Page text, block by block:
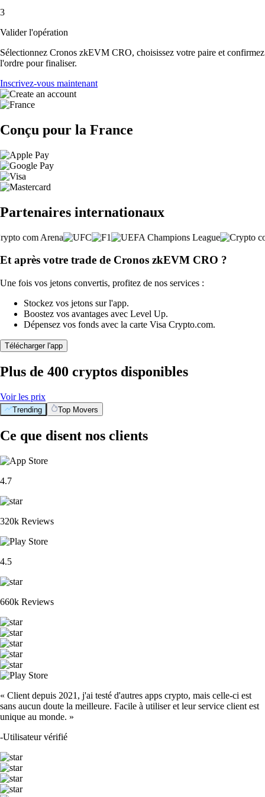
3
Valider l'opération
Sélectionnez Cronos zkEVM CRO, choisissez votre paire et confirmez
l'ordre pour finaliser.
Inscrivez-vous maintenant
Conçu pour la France
Partenaires internationaux
Et après votre trade de Cronos zkEVM CRO ?
Une fois vos jetons convertis, profitez de nos services :
Stockez vos jetons sur l'app.
Boostez vos avantages avec Level Up.
Dépensez vos fonds avec la carte Visa Crypto.com.
Télécharger l'app
Plus de 400 cryptos disponibles
Voir les prix
Trending Top Movers
Ce que disent nos clients
4.7
320k Reviews
4.5
660k Reviews
« Client depuis 2021, j'ai testé d'autres apps crypto, mais celle-ci est
sans aucun doute la meilleure. Facile à utiliser et leur service client est
unique au monde. »
-Utilisateur vérifié